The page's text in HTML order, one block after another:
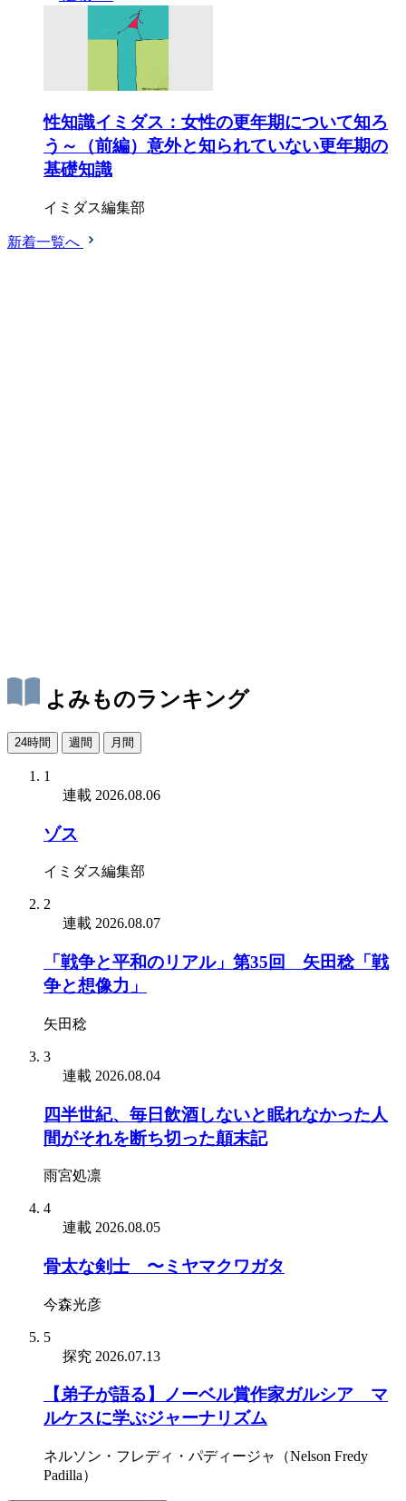
性知識イミダス：女性の更年期について知ろ
う～（前編）意外と知られていない更年期の
基礎知識
イミダス編集部
新着一覧へ
よみものランキング
24時間 週間 月間
1
連載 2026.08.06
ゾス
イミダス編集部
2
連載 2026.08.07
「戦争と平和のリアル」第35回 矢田稔「戦
争と想像力」
矢田稔
3
連載 2026.08.04
四半世紀、毎日飲酒しないと眠れなかった人
間がそれを断ち切った顛末記
雨宮処凛
4
連載 2026.08.05
骨太な剣士 〜ミヤマクワガタ
今森光彦
5
探究 2026.07.13
【弟子が語る】ノーベル賞作家ガルシア゠マ
ルケスに学ぶジャーナリズム
ネルソン・フレディ・パディージャ（Nelson Fredy
Padilla）